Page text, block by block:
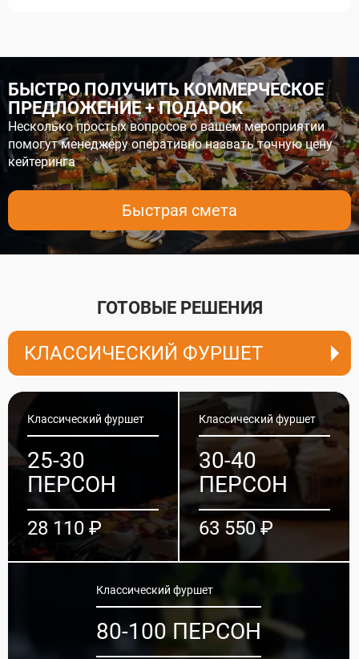
БЫСТРО ПОЛУЧИТЬ КОММЕРЧЕСКОЕ
ПРЕДЛОЖЕНИЕ + ПОДАРОК
Несколько простых вопросов о вашем мероприятии
помогут менеджеру оперативно назвать точную цену
кейтеринга
Быстрая смета
ГОТОВЫЕ РЕШЕНИЯ
КЛАССИЧЕСКИЙ ФУРШЕТ
Классический фуршет
25-30
ПЕРСОН
28 110 ₽
Классический фуршет
30-40
ПЕРСОН
63 550 ₽
Классический фуршет
80-100 ПЕРСОН